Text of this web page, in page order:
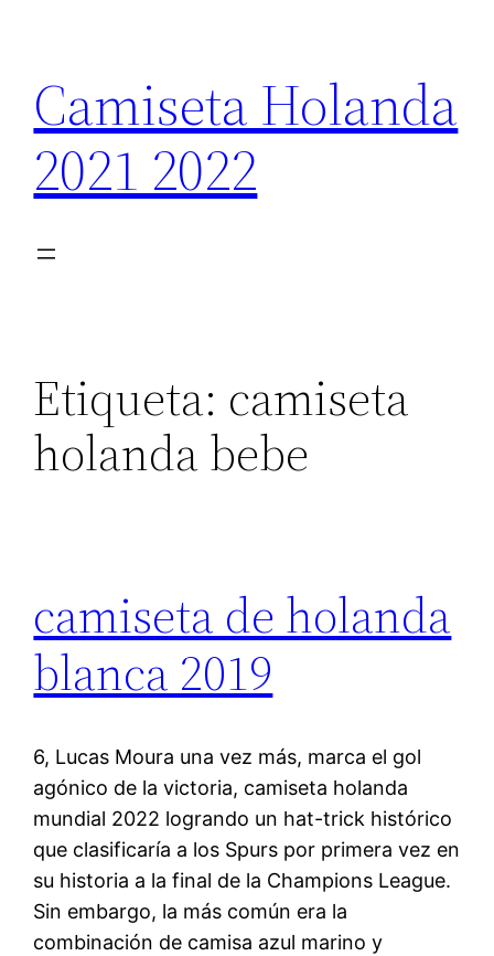
contenido
Camiseta Holanda
2021 2022
Etiqueta: camiseta
holanda bebe
camiseta de holanda
blanca 2019
6, Lucas Moura una vez más, marca el gol
agónico de la victoria, camiseta holanda
mundial 2022 logrando un hat-trick histórico
que clasificaría a los Spurs por primera vez en
su historia a la final de la Champions League.
Sin embargo, la más común era la
combinación de camisa azul marino y